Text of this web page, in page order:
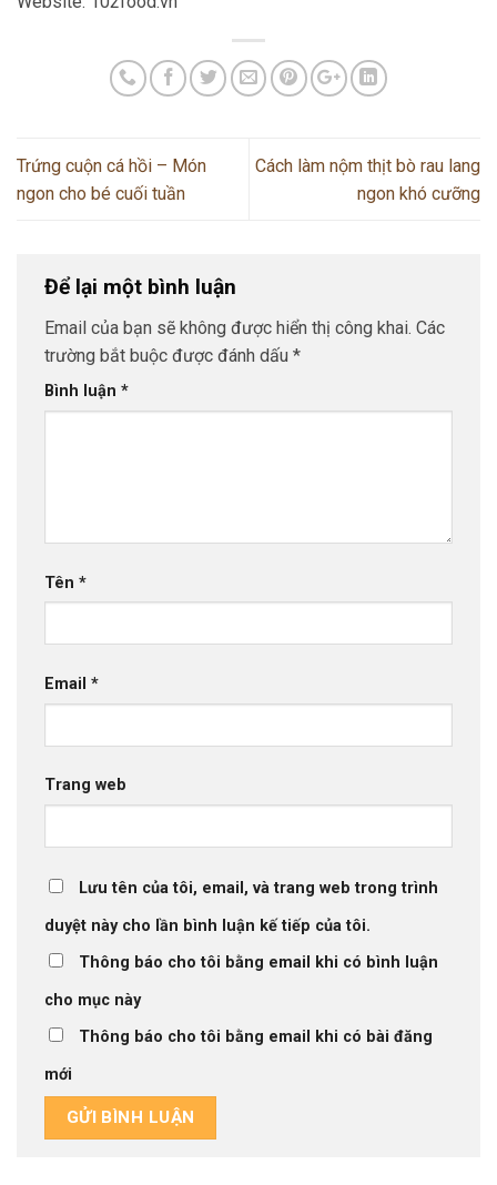
Trứng cuộn cá hồi – Món
ngon cho bé cuối tuần
Cách làm nộm thịt bò rau lang
ngon khó cưỡng
Để lại một bình luận
Email của bạn sẽ không được hiển thị công khai. Các
trường bắt buộc được đánh dấu *
Bình luận *
Tên *
Email *
Trang web
Lưu tên của tôi, email, và trang web trong trình
duyệt này cho lần bình luận kế tiếp của tôi.
Thông báo cho tôi bằng email khi có bình luận
cho mục này
Thông báo cho tôi bằng email khi có bài đăng
mới